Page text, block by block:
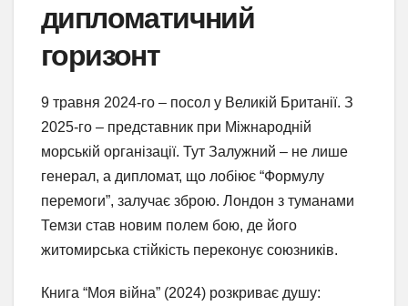
дипломатичний
горизонт
9 травня 2024-го – посол у Великій Британії. З
2025-го – представник при Міжнародній
морській організації. Тут Залужний – не лише
генерал, а дипломат, що лобіює “Формулу
перемоги”, залучає зброю. Лондон з туманами
Темзи став новим полем бою, де його
житомирська стійкість переконує союзників.
Книга “Моя війна” (2024) розкриває душу: